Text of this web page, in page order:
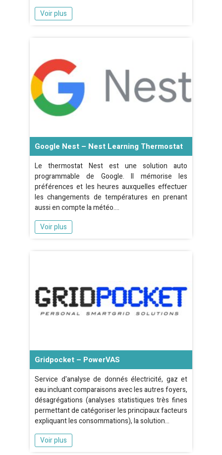
Voir plus
Google Nest – Nest Learning Thermostat
Le thermostat Nest est une solution auto
programmable de Google. Il mémorise les
préférences et les heures auxquelles effectuer
les changements de températures en prenant
aussi en compte la météo.…
Voir plus
Gridpocket – PowerVAS
Service d'analyse de donnés électricité, gaz et
eau incluant comparaisons avec les autres foyers,
désagrégations (analyses statistiques très fines
permettant de catégoriser les principaux facteurs
expliquant les consommations), la solution…
Voir plus